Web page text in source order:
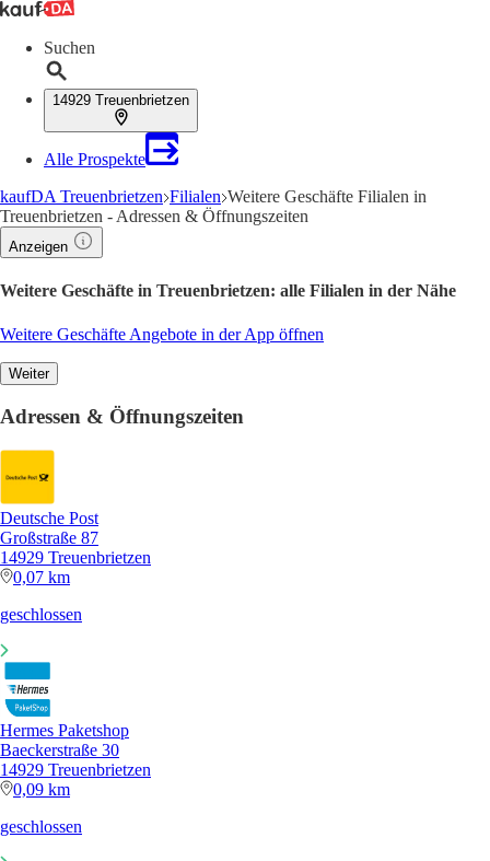
Suchen
14929 Treuenbrietzen
Alle Prospekte
kaufDA Treuenbrietzen Filialen Weitere Geschäfte Filialen in
Treuenbrietzen - Adressen & Öffnungszeiten
Anzeigen
Weitere Geschäfte in Treuenbrietzen: alle Filialen in der Nähe
Weitere Geschäfte Angebote in der App öffnen
Weiter
Adressen & Öffnungszeiten
Deutsche Post
Großstraße 87
14929 Treuenbrietzen
0,07 km
geschlossen
Hermes Paketshop
Baeckerstraße 30
14929 Treuenbrietzen
0,09 km
geschlossen